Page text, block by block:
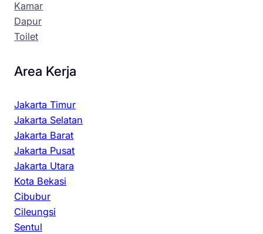
Kamar
Dapur
Toilet
Area Kerja
Jakarta Timur
Jakarta Selatan
Jakarta Barat
Jakarta Pusat
Jakarta Utara
Kota Bekasi
Cibubur
Cileungsi
Sentul